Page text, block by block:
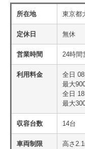
所在地 東京都
定休日 無休
営業時間 24時間
利用料金
全日
最大
全日
最大
収容台数 14台
車両制限
高さ